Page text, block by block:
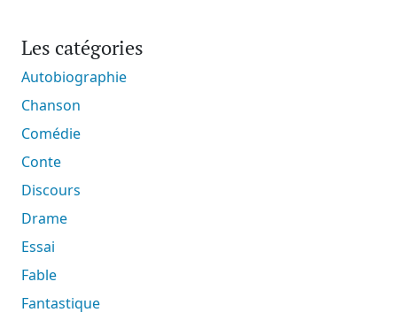
Les catégories
Autobiographie
Chanson
Comédie
Conte
Discours
Drame
Essai
Fable
Fantastique